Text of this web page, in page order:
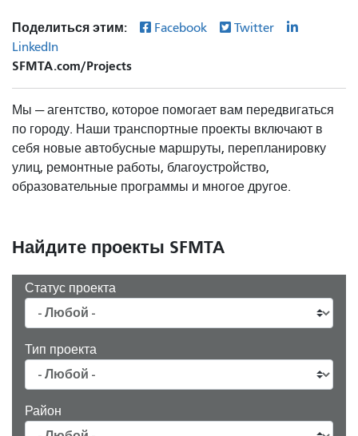
Поделиться этим: Facebook
Twitter
LinkedIn
SFMTA.com/Projects
Мы — агентство, которое помогает вам передвигаться
по городу. Наши транспортные проекты включают в
себя новые автобусные маршруты, перепланировку
улиц, ремонтные работы, благоустройство,
образовательные программы и многое другое.
Найдите проекты SFMTA
Статус проекта
Тип проекта
Район